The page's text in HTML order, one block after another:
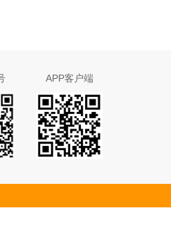
APP客户端